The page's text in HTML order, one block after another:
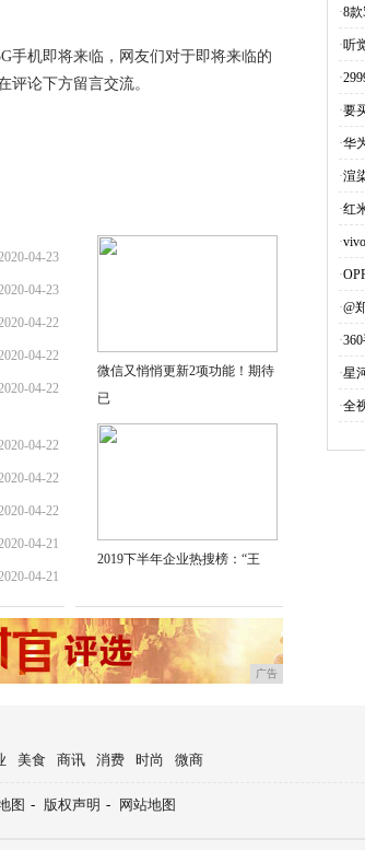
手机即将来临，网友们对于即将来临的
评论下方留言交流。
04-23
04-23
04-22
04-22
04-22
04-22
04-22
04-22
04-21
04-21
微信又悄悄更新2项功能！期待
已
2019下半年企业热搜榜：“王
广告
·8
·听
·
·要
·华
·渲
·红
·
·
·@
·
·星
·全
美食 商讯 消费 时尚 微商
图 - 版权声明 - 网站地图